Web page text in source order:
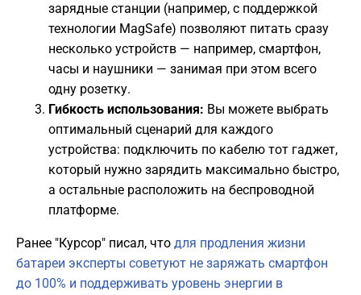
зарядные станции (например, с поддержкой
технологии MagSafe) позволяют питать сразу
несколько устройств — например, смартфон,
часы и наушники — занимая при этом всего
одну розетку.
Гибкость использования: Вы можете выбрать
оптимальный сценарий для каждого
устройства: подключить по кабелю тот гаджет,
который нужно зарядить максимально быстро,
а остальные расположить на беспроводной
платформе.
Ранее "Курсор" писал, что для продления жизни
батареи эксперты советуют не заряжать смартфон
до 100% и поддерживать уровень энергии в